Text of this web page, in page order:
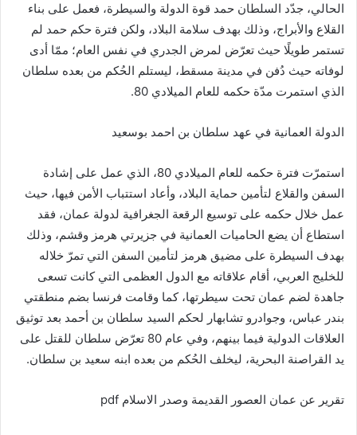
الحالي، جدّد السلطان حمد قوة الدولة والسيطرة، فعمل على بناء
القلاع والأبراج، وذلك بهدف سلامة البلاد، ولكن فترة حكم حمد لم
تستمر طويلًا حيث تعرّض لمرض الجدري في نفس العام؛ ممّا أدى
لوفاته حيث دُفن في مدينة مسقط، ليستلم الحُكم من بعده سلطان
الذي استمرت مدّة حكمه للعام الميلادي 80.
الدولة العمانية في عهد سلطان بن احمد بوسعيد
استمرّت فترة حكمه للعام الميلادي 80، الذي عمل على إشادة
السفن والقلاع لتأمين حماية البلاد، وأعاد استتباب الأمن فيها، حيث
عمل خلال حكمه على توسيع الرقعة الجغرافية لدولة عمان، فقد
استطاع أن يضع الحاميات العمانية في جزيرتي هرمز وقشم، وذلك
بهدف السيطرة على مضيق هرمز لتأمين السفن التي تمرّ خلاله
للخليج العربي، أقام علاقاته مع الدول العظمى التي كانت تسعى
جاهدة لضم عمان تحت سيطرتها، كما وقامت فرنسا بضم منطقتي
بندر عباس، وجوادرو تشابهار لحكم السيد سلطان بن أحمد بعد توثيق
العلاقات الدولية فيما بينهم، وفي عام 80 تعرّض سلطان للقتل على
يد القراصنة البحرية، ليخلف الحُكم من بعده ابنه سعيد بن سلطان.
تقرير عن عمان العصور القديمة وصدر الاسلام pdf